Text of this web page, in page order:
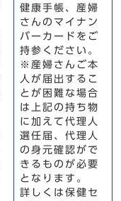
健康手帳、産婦
さんのマイナン
バーカードをご
持参ください。
※産婦さんご本
人が届出するこ
とが困難な場合
は上記の持ち物
に加えて代理人
選任届、代理人
の身元確認がで
きるものが必要
となります。
詳しくは保健セ